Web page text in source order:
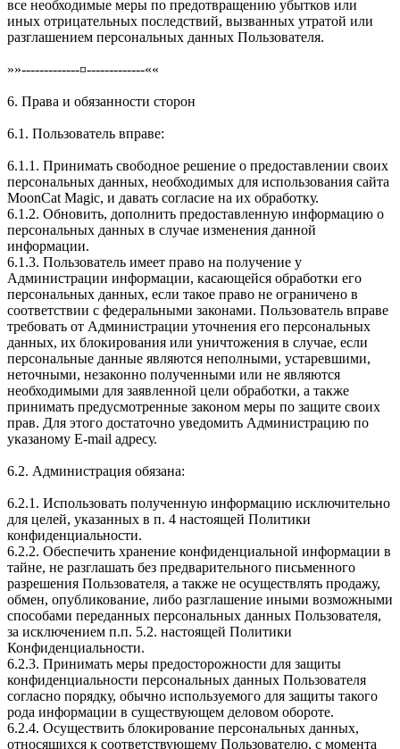
все необходимые меры по предотвращению убытков или
иных отрицательных последствий, вызванных утратой или
разглашением персональных данных Пользователя.
»»-------------¤-------------««
6. Права и обязанности сторон
6.1. Пользователь вправе:
6.1.1. Принимать свободное решение о предоставлении своих
персональных данных, необходимых для использования сайта
MoonCat Magic, и давать согласие на их обработку.
6.1.2. Обновить, дополнить предоставленную информацию о
персональных данных в случае изменения данной
информации.
6.1.3. Пользователь имеет право на получение у
Администрации информации, касающейся обработки его
персональных данных, если такое право не ограничено в
соответствии с федеральными законами. Пользователь вправе
требовать от Администрации уточнения его персональных
данных, их блокирования или уничтожения в случае, если
персональные данные являются неполными, устаревшими,
неточными, незаконно полученными или не являются
необходимыми для заявленной цели обработки, а также
принимать предусмотренные законом меры по защите своих
прав. Для этого достаточно уведомить Администрацию по
указаному E-mail адресу.
6.2. Администрация обязана:
6.2.1. Использовать полученную информацию исключительно
для целей, указанных в п. 4 настоящей Политики
конфиденциальности.
6.2.2. Обеспечить хранение конфиденциальной информации в
тайне, не разглашать без предварительного письменного
разрешения Пользователя, а также не осуществлять продажу,
обмен, опубликование, либо разглашение иными возможными
способами переданных персональных данных Пользователя,
за исключением п.п. 5.2. настоящей Политики
Конфиденциальности.
6.2.3. Принимать меры предосторожности для защиты
конфиденциальности персональных данных Пользователя
согласно порядку, обычно используемого для защиты такого
рода информации в существующем деловом обороте.
6.2.4. Осуществить блокирование персональных данных,
относящихся к соответствующему Пользователю, с момента